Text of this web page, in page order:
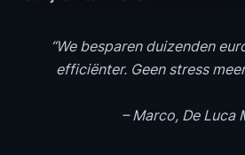
“We besparen duizenden
efficiënter. Geen stress
– Marco, De Luca